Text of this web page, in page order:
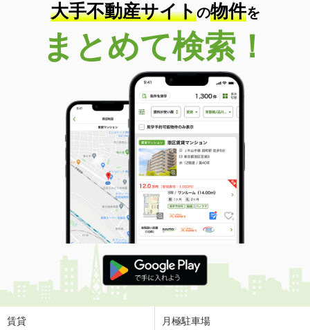
大手不動産サイトの物件を
まとめて検索！
賃貸 月極駐車場